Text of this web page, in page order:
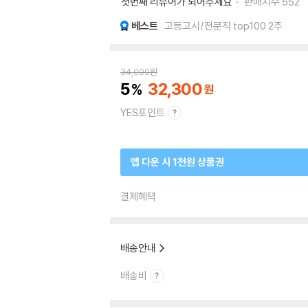
베스트 고등고시/전문직 top100 2주
34,000원
5 32,300
YES포인트
앱 다운 시 1천원 상품권
결제혜택
배송안내
배송비